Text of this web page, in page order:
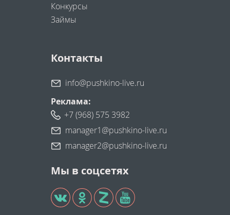
Конкурсы
Займы
Контакты
info@pushkino-live.ru
Реклама:
+7 (968) 575 3982
manager1@pushkino-live.ru
manager2@pushkino-live.ru
Мы в соцсетях